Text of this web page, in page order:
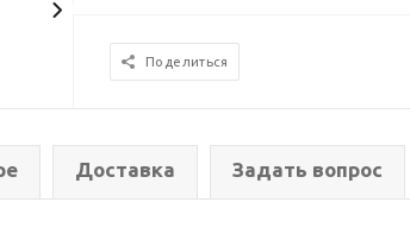
Поделиться
Доставка Задать вопрос